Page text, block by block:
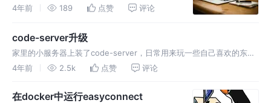
脑，今天开了一下deepin，例行升级了一下。
error，当时还想着会不会重启失败。 讲真我的
4年前 189 点赞 评论
code-server升级
家里的小服务器上装了code-server，日常用来玩一些自己喜欢的东
西。 今天发现code-server 好久没有升级了，决定升级一下，免得使
4年前 2.5k 点赞 评论
在docker中运行easyconnect